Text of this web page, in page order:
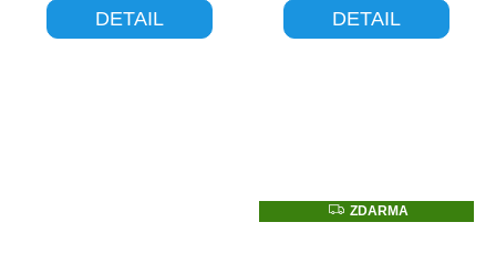
DETAIL DETAIL
Z
D
ZDARMA